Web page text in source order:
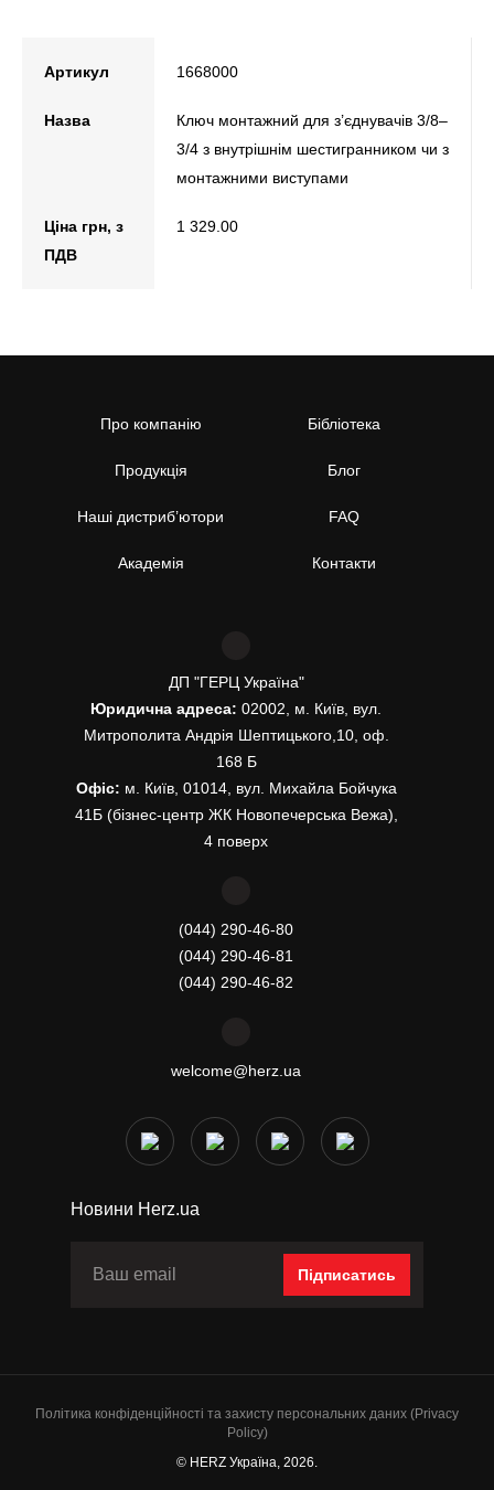
Артикул 1668000
Назва
Ключ монтажний для з’єднувачів 3/8–
3/4 з внутрішнім шестигранником чи з
монтажними виступами
Ціна грн, з
ПДВ
1 329.00
Про компанію
Продукція
Наші дистриб’ютори
Академія
Бібліотека
Блог
FAQ
Контакти
ДП "ГЕРЦ Україна"
Юридична адреса: 02002, м. Київ, вул.
Митрополита Андрія Шептицького,10, оф.
168 Б
Офіс: м. Київ, 01014, вул. Михайла Бойчука
41Б (бізнес-центр ЖК Новопечерська Вежа),
4 поверх
(044) 290-46-80
(044) 290-46-81
(044) 290-46-82
welcome@herz.ua
Новини Herz.ua
Підписатись
Політика конфіденційності та захисту персональних даних (Privacy
Policy)
© HERZ Україна, 2026.